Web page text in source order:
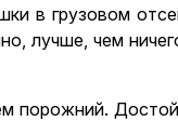
в грузовом
лучше, чем
порожний.